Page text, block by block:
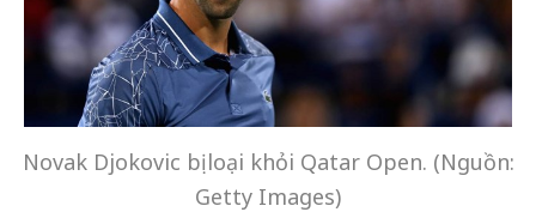
Novak Djokovic bị loại khỏi Qatar Open. (Nguồn:
Getty Images)